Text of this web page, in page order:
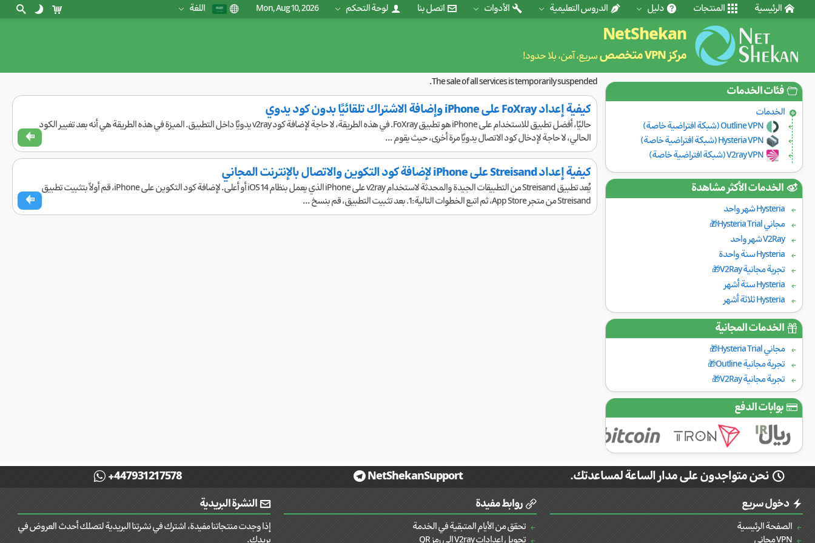
الرئيسية المنتجات دليل الدروس التعليمية الأدوات اتصل بنا لوحة التحكم Mon, Aug 10, 2026 اللغة
NetShekan
مركز VPN متخصص سريع، آمن، بلا حدود!
The sale of all services is temporarily suspended.
كيفية إعداد FoXray على iPhone وإضافة الاشتراك تلقائيًا بدون كود يدوي
حاليًا، أفضل تطبيق للاستخدام على iPhone هو تطبيق FoXray. في هذه الطريقة، لا حاجة لإضافة كود v2ray يدويًا داخل التطبيق. الميزة في هذه الطريقة هي أنه بعد تغيير الكود
الحالي، لا حاجة لإدخال كود الاتصال يدويًا مرة أخرى، حيث يقوم ...
كيفية إعداد Streisand على iPhone لإضافة كود التكوين والاتصال بالإنترنت المجاني
يُعد تطبيق Streisand من التطبيقات الجيدة والمحدثة لاستخدام v2ray على iPhone الذي يعمل بنظام iOS 14 أو أعلى. لإضافة كود التكوين على iPhone، قم أولاً بتثبيت تطبيق
Streisand من متجر App Store، ثم اتبع الخطوات التالية:1. بعد تثبيت التطبيق، قم بنسخ ...
فئات الخدمات
الخدمات
Outline VPN (شبكة افتراضية خاصة)
Hysteria VPN (شبكة افتراضية خاصة)
V2ray VPN (شبكة افتراضية خاصة)
الخدمات الأكثر مشاهدة
Hysteria شهر واحد
مجاني Hysteria Trial🎁
V2Ray شهر واحد
Hysteria سنة واحدة
تجربة مجانية V2Ray🎁
Hysteria ستة أشهر
Hysteria ثلاثة أشهر
الخدمات المجانية
مجاني Hysteria Trial🎁
تجربة مجانية Outline🎁
تجربة مجانية V2Ray🎁
بوابات الدفع
نحن متواجدون على مدار الساعة لمساعدتك. NetShekanSupport
+447931217578
دخول سريع
الصفحة الرئيسية
روابط مفيدة
تحقق من الأيام المتبقية في الخدمة
النشرة البريدية
إذا وجدت منتجاتنا مفيدة، اشترك في نشرتنا البريدية لتصلك أحدث العروض في